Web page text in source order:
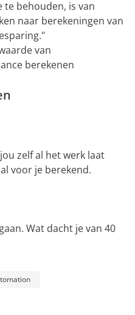
behouden, is van
naar berekeningen van
van
berekenen
zelf al het werk laat
voor je berekend.
Wat dacht je van 40